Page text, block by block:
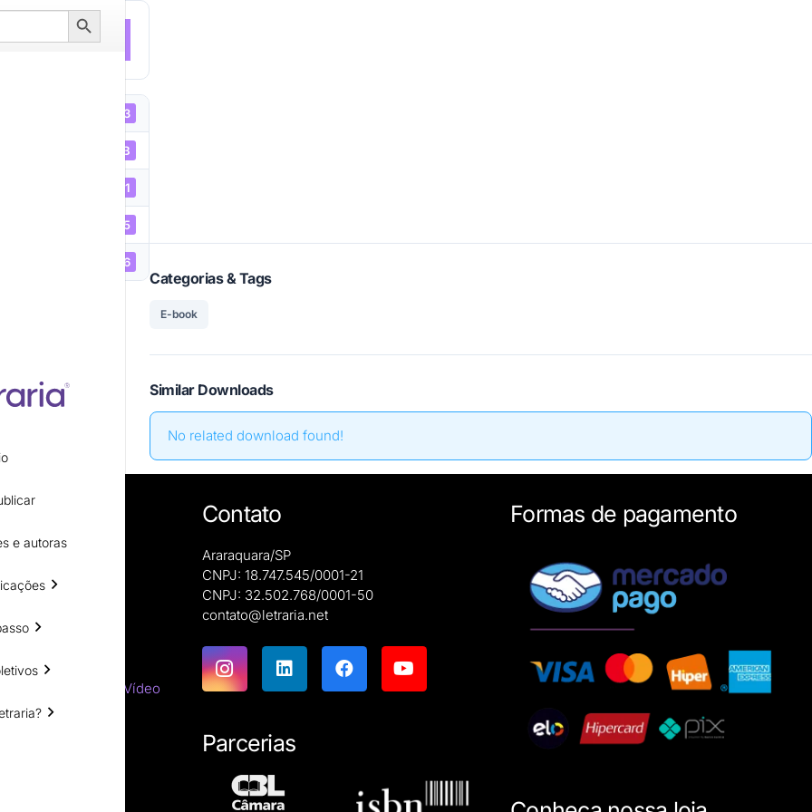
Search
Button
e autoras
1723
1.91 MB
1
28/12/2015
05/01/2026
Categorias & Tags
E-book
Similar Downloads
No related download found!
do Cinema e do Vídeo
Contato
Araraquara/SP
CNPJ: 18.747.545/0001-21
CNPJ: 32.502.768/0001-50
contato@letraria.net
Parcerias
Formas de pagamento